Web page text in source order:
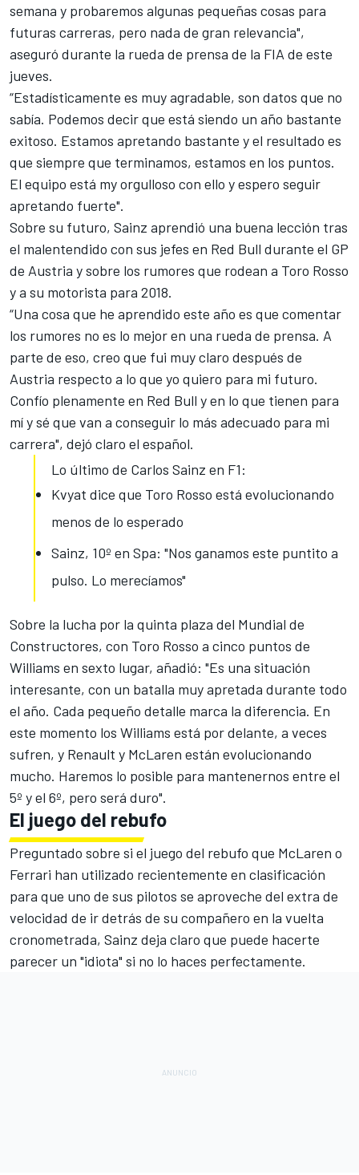
semana y probaremos algunas pequeñas cosas para
futuras carreras, pero nada de gran relevancia",
aseguró durante la rueda de prensa de la FIA de este
jueves.
“Estadísticamente es muy agradable, son datos que no
sabía. Podemos decir que está siendo un año bastante
exitoso. Estamos apretando bastante y el resultado es
que siempre que terminamos, estamos en los puntos.
El equipo está my orgulloso con ello y espero seguir
apretando fuerte".
Sobre su futuro, Sainz aprendió una buena lección tras
el malentendido con sus jefes en Red Bull durante el GP
de Austria y sobre los rumores que rodean a Toro Rosso
y a su motorista para 2018.
“Una cosa que he aprendido este año es que comentar
los rumores no es lo mejor en una rueda de prensa. A
parte de eso, creo que fui muy claro después de
Austria respecto a lo que yo quiero para mi futuro.
Confío plenamente en Red Bull y en lo que tienen para
mí y sé que van a conseguir lo más adecuado para mi
carrera", dejó claro el español.
Lo último de Carlos Sainz en F1:
Kvyat dice que Toro Rosso está evolucionando
menos de lo esperado
Sainz, 10º en Spa: "Nos ganamos este puntito a
pulso. Lo merecíamos"
Sobre la lucha por la quinta plaza del Mundial de
Constructores, con Toro Rosso a cinco puntos de
Williams en sexto lugar, añadió: "Es una situación
interesante, con un batalla muy apretada durante todo
el año. Cada pequeño detalle marca la diferencia. En
este momento los Williams está por delante, a veces
sufren, y Renault y McLaren están evolucionando
mucho. Haremos lo posible para mantenernos entre el
5º y el 6º, pero será duro".
El juego del rebufo
Preguntado sobre si el juego del rebufo que McLaren o
Ferrari han utilizado recientemente en clasificación
para que uno de sus pilotos se aproveche del extra de
velocidad de ir detrás de su compañero en la vuelta
cronometrada, Sainz deja claro que puede hacerte
parecer un "idiota" si no lo haces perfectamente.